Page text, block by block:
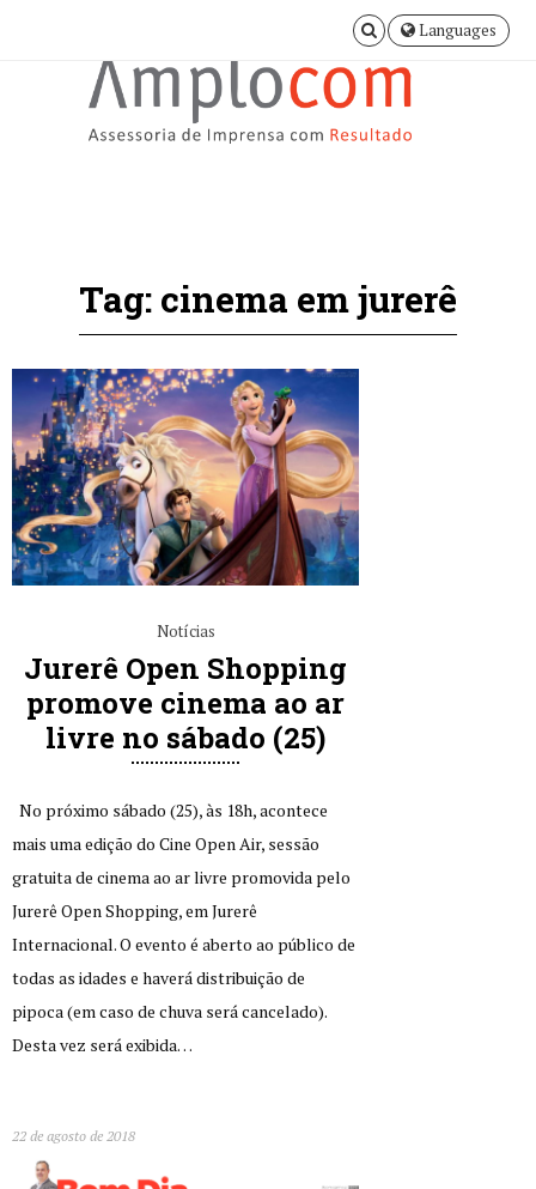
Languages
Tag: cinema em jurerê
Notícias
Jurerê Open Shopping
promove cinema ao ar
livre no sábado (25)
No próximo sábado (25), às 18h, acontece
mais uma edição do Cine Open Air, sessão
gratuita de cinema ao ar livre promovida pelo
Jurerê Open Shopping, em Jurerê
Internacional. O evento é aberto ao público de
todas as idades e haverá distribuição de
pipoca (em caso de chuva será cancelado).
Desta vez será exibida…
22 de agosto de 2018